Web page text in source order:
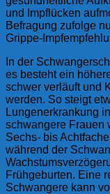
und Impflücken
Befragung zufolge
Grippe-
In der
es besteht ein
schwer verläuft und
werden. So steigt
Lungenerkrankung
schwangere Frauen
Sechs- bis
während der
Frühgeburten. Eine
Schwangere kann